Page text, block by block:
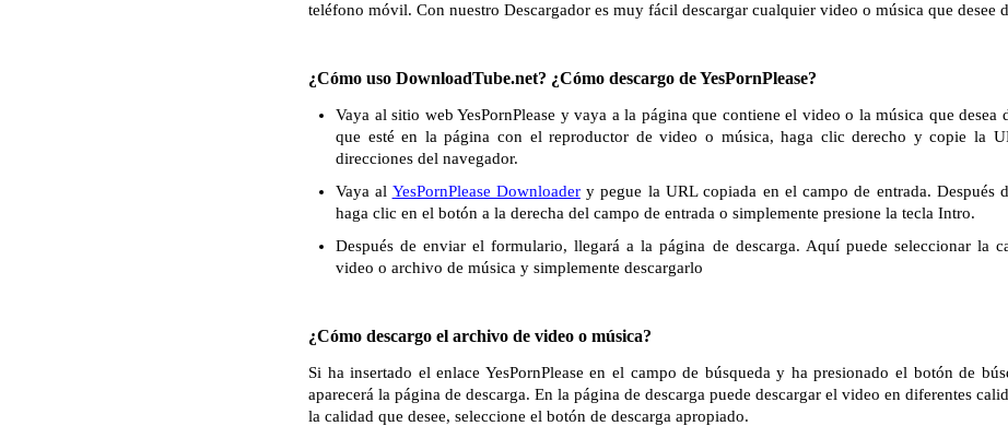
teléfono móvil. Con nuestro Descargador es muy fácil descargar cualquier video o música que desee
¿Cómo uso DownloadTube.net? ¿Cómo descargo de YesPornPlease?
Vaya al sitio web YesPornPlease y vaya a la página que contiene el video o la música que desea
que esté en la página con el reproductor de video o música, haga clic derecho y copie la
direcciones del navegador.
Vaya al YesPornPlease Downloadery pegue la URL copiada en el campo de entrada. Después
haga clic en el botón a la derecha del campo de entrada o simplemente presione la tecla Intro.
Después de enviar el formulario, llegará a la página de descarga. Aquí puede seleccionar la
video o archivo de música y simplemente descargarlo
¿Cómo descargo el archivo de video o música?
Si ha insertado el enlace YesPornPlease en el campo de búsqueda y ha presionado el botón de
aparecerá la página de descarga. En la página de descarga puede descargar el video en diferentes
la calidad que desee, seleccione el botón de descarga apropiado.